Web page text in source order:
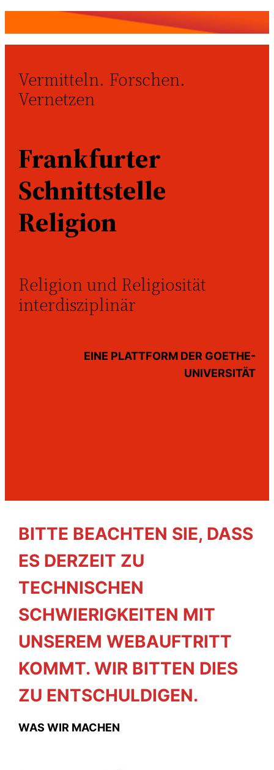
Vermitteln. Forschen.
Vernetzen
Frankfurter
Schnittstelle
Religion
Religion und Religiosität
interdisziplinär
EINE PLATTFORM DER GOETHE-
UNIVERSITÄT
BITTE BEACHTEN SIE, DASS
ES DERZEIT ZU
TECHNISCHEN
SCHWIERIGKEITEN MIT
UNSEREM WEBAUFTRITT
KOMMT. WIR BITTEN DIES
ZU ENTSCHULDIGEN.
WAS WIR MACHEN